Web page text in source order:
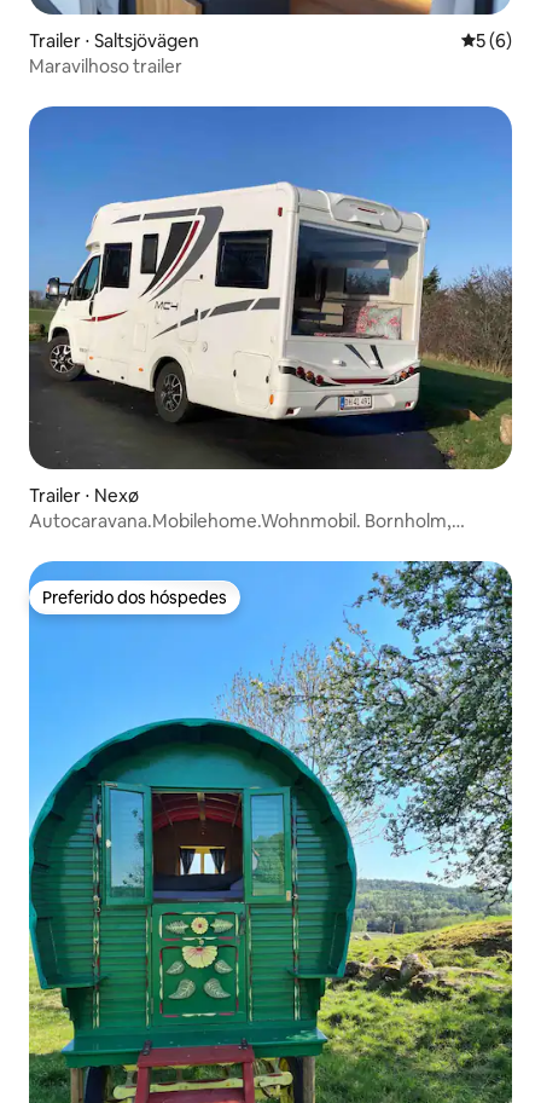
Trailer ⋅ Saltsjövägen 5 de
5 (6)
Maravilhoso trailer
Trailer ⋅ Nexø
Autocaravana.Mobilehome.Wohnmobil. Bornholm,
Preferido dos hóspedes
Preferido dos hóspedes